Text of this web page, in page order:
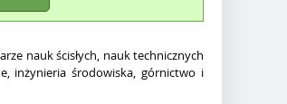
nauk ścisłych, nauk technicznych
inżynieria środowiska, górnictwo i